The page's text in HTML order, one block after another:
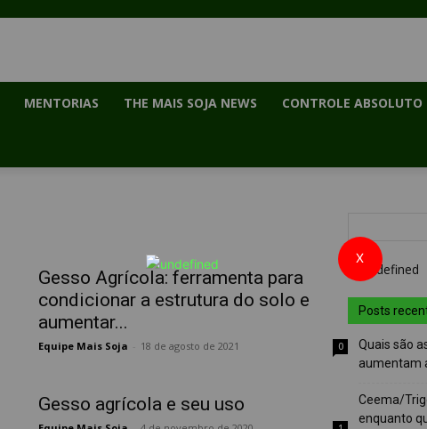
MENTORIAS THE MAIS SOJA NEWS CONTROLE ABSOLUTO
Gesso Agrícola: ferramenta para
condicionar a estrutura do solo e
aumentar...
Equipe Mais Soja 18 de agosto de 2021 0
Gesso agrícola e seu uso
Posts
Quais são
aumentam
Ceema/
enquanto
X